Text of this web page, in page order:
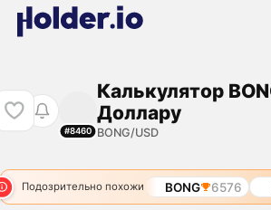
#8460
Калькулятор
Доллару
BONG/USD
Подозрительно похожи BONG 6576